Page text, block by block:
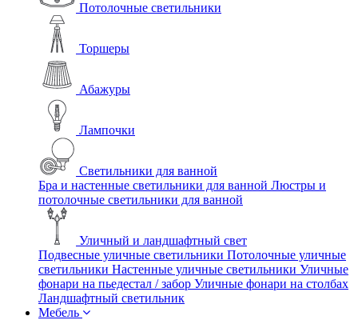
Потолочные светильники
Торшеры
Абажуры
Лампочки
Светильники для ванной
Бра и настенные светильники для ванной Люстры и
потолочные светильники для ванной
Уличный и ландшафтный свет
Подвесные уличные светильники Потолочные уличные
светильники Настенные уличные светильники Уличные
фонари на пьедестал / забор Уличные фонари на столбах
Ландшафтный светильник
Мебель